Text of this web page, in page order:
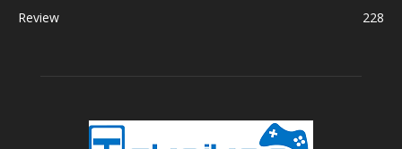
Review
228